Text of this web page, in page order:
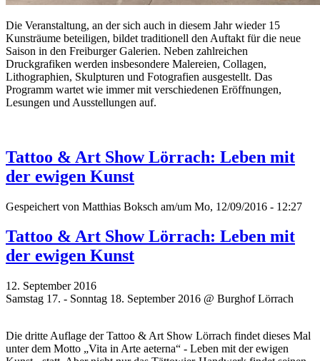
Die Veranstaltung, an der sich auch in diesem Jahr wieder 15
Kunsträume beteiligen, bildet traditionell den Auftakt für die neue
Saison in den Freiburger Galerien. Neben zahlreichen
Druckgrafiken werden insbesondere Malereien, Collagen,
Lithographien, Skulpturen und Fotografien ausgestellt. Das
Programm wartet wie immer mit verschiedenen Eröffnungen,
Lesungen und Ausstellungen auf.
Tattoo & Art Show Lörrach: Leben mit
der ewigen Kunst
Gespeichert von Matthias Boksch am/um Mo, 12/09/2016 - 12:27
Tattoo & Art Show Lörrach: Leben mit
der ewigen Kunst
12. September 2016
Samstag 17. - Sonntag 18. September 2016 @ Burghof Lörrach
Die dritte Auflage der Tattoo & Art Show Lörrach findet dieses Mal
unter dem Motto „Vita in Arte aeterna“ - Leben mit der ewigen